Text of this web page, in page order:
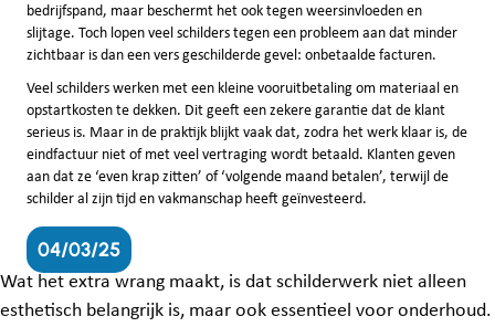
bedrijfspand, maar beschermt het ook tegen weersinvloeden en
slijtage. Toch lopen veel schilders tegen een probleem aan dat minder
zichtbaar is dan een vers geschilderde gevel: onbetaalde facturen.
Veel schilders werken met een kleine vooruitbetaling om materiaal en
opstartkosten te dekken. Dit geeft een zekere garantie dat de klant
serieus is. Maar in de praktijk blijkt vaak dat, zodra het werk klaar is, de
eindfactuur niet of met veel vertraging wordt betaald. Klanten geven
aan dat ze ‘even krap zitten’ of ‘volgende maand betalen’, terwijl de
schilder al zijn tijd en vakmanschap heeft geïnvesteerd.
04/03/25
Wat het extra wrang maakt, is dat schilderwerk niet alleen
esthetisch belangrijk is, maar ook essentieel voor onderhoud.